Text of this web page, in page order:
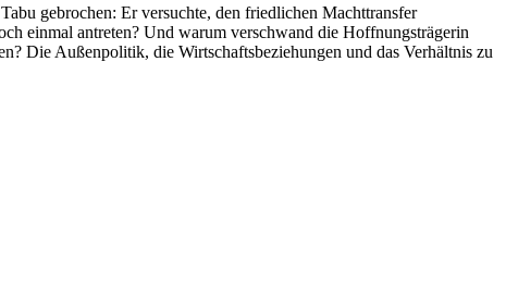
gebrochen: Er versuchte, den friedlichen Machttransfer
einmal antreten? Und warum verschwand die Hoffnungsträgerin
Die Außenpolitik, die Wirtschaftsbeziehungen und das Verhältnis zu